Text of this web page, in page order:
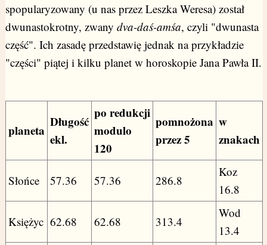
spopularyzowany (u nas przez Leszka Weresa) został
dwunastokrotny, zwany dva-daś-amśa, czyli "dwunasta
część". Ich zasadę przedstawię jednak na przykładzie
"części" piątej i kilku planet w horoskopie Jana Pawła II.
planeta
Długość
ekl.
po redukcji
modulo
120
pomnożona
przez 5
w
znakach
Słońce 57.36 57.36 286.8
Koz
16.8
Księżyc 62.68 62.68 313.4
Wod
13.4